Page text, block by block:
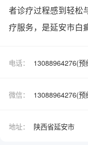
者诊疗过程感到轻松
疗服务，是延安市白
电话： 13088964276(预
微信： 13088964276(预
地址： 陕西省延安市